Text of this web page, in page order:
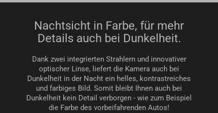
Nachtsicht in Farbe, für mehr
Details auch bei Dunkelheit.
Dank zwei integrierten Strahlern und innovativer
optischer Linse, liefert die Kamera auch bei
Dunkelheit in der Nacht ein helles, kontrastreiches
und farbiges Bild. Somit bleibt Ihnen auch bei
Dunkelheit kein Detail verborgen - wie zum Beispiel
die Farbe des vorbeifahrenden Autos!